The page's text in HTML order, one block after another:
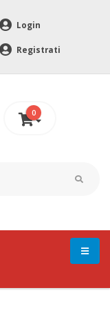
Login
Registrati
0